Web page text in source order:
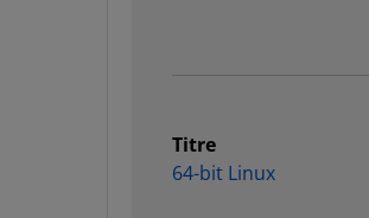
Titre
64-bit Linux